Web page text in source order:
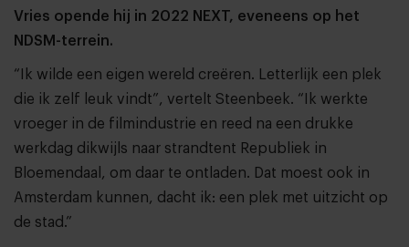
Vries opende hij in 2022 NEXT, eveneens op het
NDSM-terrein.
“Ik wilde een eigen wereld creëren. Letterlijk een plek
die ik zelf leuk vindt”, vertelt Steenbeek. “Ik werkte
vroeger in de filmindustrie en reed na een drukke
werkdag dikwijls naar strandtent Republiek in
Bloemendaal, om daar te ontladen. Dat moest ook in
Amsterdam kunnen, dacht ik: een plek met uitzicht op
de stad.”